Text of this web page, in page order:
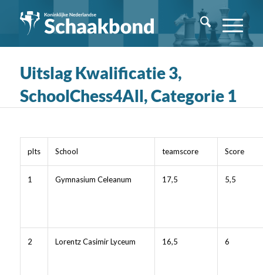
Uitslag Kwalificatie 3,
SchoolChess4All, Categorie 1
plts School teamscore Score
1 Gymnasium Celeanum 17,5 5,5
2 Lorentz Casimir Lyceum 16,5 6